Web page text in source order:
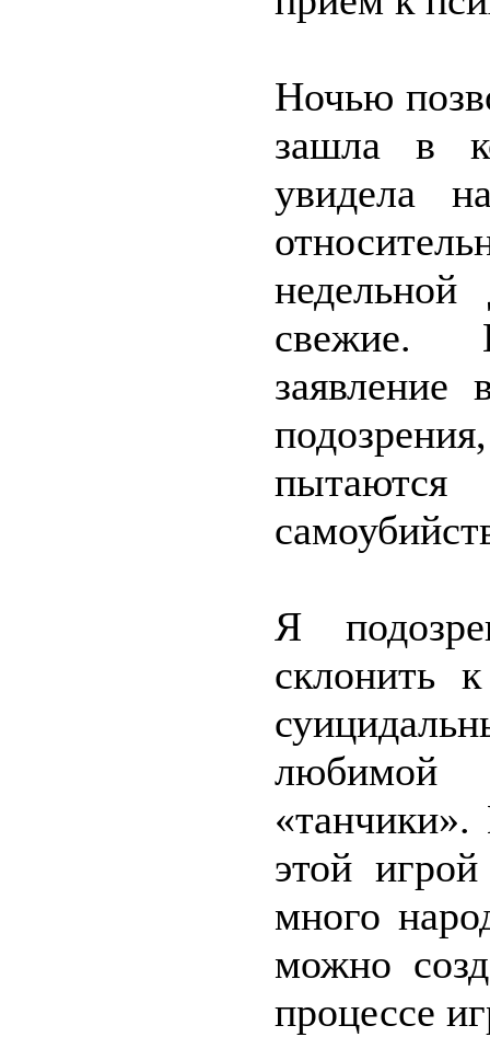
Ночью
зашла в
увидела
свежие.
Я
склонить
любимой
этой
много
можно
процессе